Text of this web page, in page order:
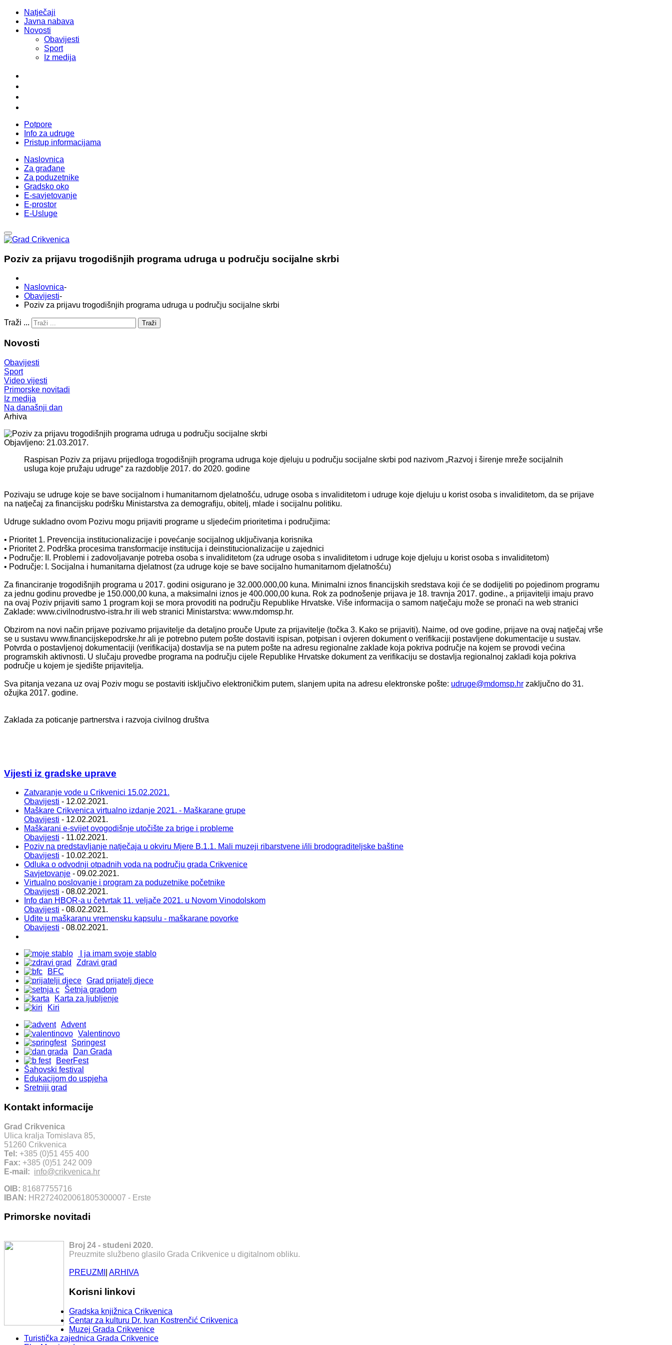
Natječaji
Javna nabava
Novosti
Obavijesti
Sport
Iz medija
Potpore
Info za udruge
Pristup informacijama
Naslovnica
Za građane
Za poduzetnike
Gradsko oko
E-savjetovanje
E-prostor
E-Usluge
Poziv za prijavu trogodišnjih programa udruga u području socijalne skrbi
Naslovnica-
Obavijesti-
Poziv za prijavu trogodišnjih programa udruga u području socijalne skrbi
Traži ... Traži
Novosti
Obavijesti
Sport
Video vijesti
Primorske novitadi
Iz medija
Na današnji dan
Arhiva
Objavljeno: 21.03.2017.
Raspisan Poziv za prijavu prijedloga trogodišnjih programa udruga koje djeluju u području socijalne skrbi pod nazivom „Razvoj i širenje mreže socijalnih
usluga koje pružaju udruge“ za razdoblje 2017. do 2020. godine
Pozivaju se udruge koje se bave socijalnom i humanitarnom djelatnošću, udruge osoba s invaliditetom i udruge koje djeluju u korist osoba s invaliditetom, da se prijave
na natječaj za financijsku podršku Ministarstva za demografiju, obitelj, mlade i socijalnu politiku.
Udruge sukladno ovom Pozivu mogu prijaviti programe u sljedećim prioritetima i područjima:
• Prioritet 1. Prevencija institucionalizacije i povećanje socijalnog uključivanja korisnika
• Prioritet 2. Podrška procesima transformacije institucija i deinstitucionalizacije u zajednici
• Područje: II. Problemi i zadovoljavanje potreba osoba s invaliditetom (za udruge osoba s invaliditetom i udruge koje djeluju u korist osoba s invaliditetom)
• Područje: I. Socijalna i humanitarna djelatnost (za udruge koje se bave socijalno humanitarnom djelatnošću)
Za financiranje trogodišnjih programa u 2017. godini osigurano je 32.000.000,00 kuna. Minimalni iznos financijskih sredstava koji će se dodijeliti po pojedinom programu
za jednu godinu provedbe je 150.000,00 kuna, a maksimalni iznos je 400.000,00 kuna. Rok za podnošenje prijava je 18. travnja 2017. godine., a prijavitelji imaju pravo
na ovaj Poziv prijaviti samo 1 program koji se mora provoditi na području Republike Hrvatske. Više informacija o samom natječaju može se pronaći na web stranici
Zaklade: www.civilnodrustvo-istra.hr ili web stranici Ministarstva: www.mdomsp.hr.
Obzirom na novi način prijave pozivamo prijavitelje da detaljno prouče Upute za prijavitelje (točka 3. Kako se prijaviti). Naime, od ove godine, prijave na ovaj natječaj vrše
se u sustavu www.financijskepodrske.hr ali je potrebno putem pošte dostaviti ispisan, potpisan i ovjeren dokument o verifikaciji postavljene dokumentacije u sustav.
Potvrda o postavljenoj dokumentaciji (verifikacija) dostavlja se na putem pošte na adresu regionalne zaklade koja pokriva područje na kojem se provodi većina
programskih aktivnosti. U slučaju provedbe programa na području cijele Republike Hrvatske dokument za verifikaciju se dostavlja regionalnoj zakladi koja pokriva
područje u kojem je sjedište prijavitelja.
Sva pitanja vezana uz ovaj Poziv mogu se postaviti isključivo elektroničkim putem, slanjem upita na adresu elektronske pošte: udruge@mdomsp.hr zaključno do 31.
ožujka 2017. godine.
Zaklada za poticanje partnerstva i razvoja civilnog društva
Vijesti iz gradske uprave
Zatvaranje vode u Crikvenici 15.02.2021.
Obavijesti - 12.02.2021.
Maškare Crikvenica virtualno izdanje 2021. - Maškarane grupe
Obavijesti - 12.02.2021.
Maškarani e-svijet ovogodišnje utočište za brige i probleme
Obavijesti - 11.02.2021.
Poziv na predstavljanje natječaja u okviru Mjere B.1.1. Mali muzeji ribarstvene i/ili brodograditeljske baštine
Obavijesti - 10.02.2021.
Odluka o odvodnji otpadnih voda na području grada Crikvenice
Savjetovanje - 09.02.2021.
Virtualno poslovanje i program za poduzetnike početnike
Obavijesti - 08.02.2021.
Info dan HBOR-a u četvrtak 11. veljače 2021. u Novom Vinodolskom
Obavijesti - 08.02.2021.
Uđite u maškaranu vremensku kapsulu - maškarane povorke
Obavijesti - 08.02.2021.
I ja imam svoje stablo
Zdravi grad
BFC
Grad prijatelj djece
Šetnja gradom
Karta za ljubljenje
Kiri
Advent
Valentinovo
Springest
Dan Grada
BeerFest
Šahovski festival
Edukacijom do uspjeha
Sretniji grad
Kontakt informacije
Grad Crikvenica
Ulica kralja Tomislava 85,
51260 Crikvenica
Tel: +385 (0)51 455 400
Fax: +385 (0)51 242 009
E-mail: info@crikvenica.hr
OIB: 81687755716
IBAN: HR2724020061805300007 - Erste
Primorske novitadi
Broj 24 - studeni 2020.
Preuzmite službeno glasilo Grada Crikvenice u digitalnom obliku.
PREUZMI ARHIVA
Korisni linkovi
Gradska knjižnica Crikvenica
Centar za kulturu Dr. Ivan Kostrenčić Crikvenica
Muzej Grada Crikvenice
Turistička zajednica Grada Crikvenice